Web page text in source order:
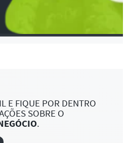
E FIQUE POR DENTRO
SOBRE O
.